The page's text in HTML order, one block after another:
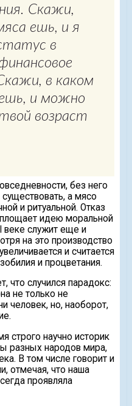
Скажи,
ешь, и я
в
в каком
и можно
возраст
без него
а мясо
и ритуальной. Отказ
идею моральной
веке служит еще и
на это производство
и считается
и процветания.
что случился парадокс:
не только не
человек, но, наоборот,
строго научно историк
разных народов мира,
В том числе говорит и
отмечая, что наша
проявляла